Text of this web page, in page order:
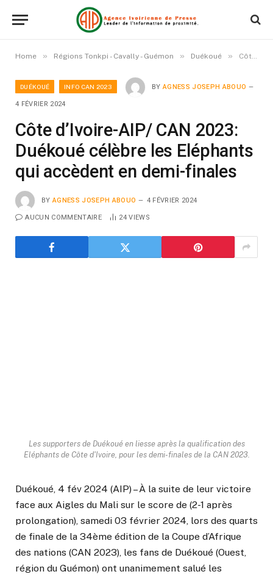
Home » Régions Tonkpi - Cavally - Guémon » Duékoué » Côte d’Ivoire-AIP/ CAN 2023: Duékoué célèbre les Eléphants qui accèdent en demi-finales
DUÉKOUÉ INFO CAN 2023 BY AGNESS JOSEPH ABOUO
4 FÉVRIER 2024
Côte d’Ivoire-AIP/ CAN 2023:
Duékoué célèbre les Eléphants
qui accèdent en demi-finales
BY AGNESS JOSEPH ABOUO 4 FÉVRIER 2024
AUCUN COMMENTAIRE 24VIEWS
Les supporters de Duékoué en liesse après la qualification des
Eléphants de Côte d'Ivoire, pour les demi-finales de la CAN 2023.
Duékoué, 4 fév 2024 (AIP) – À la suite de leur victoire
face aux Aigles du Mali sur le score de (2-1 après
prolongation), samedi 03 février 2024, lors des quarts
de finale de la 34ème édition de la Coupe d’Afrique
des nations (CAN 2023), les fans de Duékoué (Ouest,
région du Guémon) ont unanimement salué les